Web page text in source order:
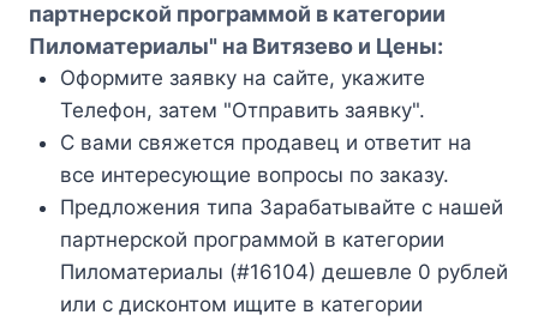
партнерской программой в категории
Пиломатериалы" на Витязево и Цены:
Оформите заявку на сайте, укажите
Телефон, затем "Отправить заявку".
С вами свяжется продавец и ответит на
все интересующие вопросы по заказу.
Предложения типа Зарабатывайте с нашей
партнерской программой в категории
Пиломатериалы (#16104) дешевле 0 рублей
или с дисконтом ищите в категории